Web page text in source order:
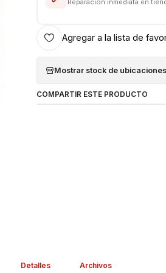
Reparación inmediata en
Agregar a la lista de
Mostrar stock de ubicaciones
COMPARTIR ESTE PRODUCTO
Detalles Archivos